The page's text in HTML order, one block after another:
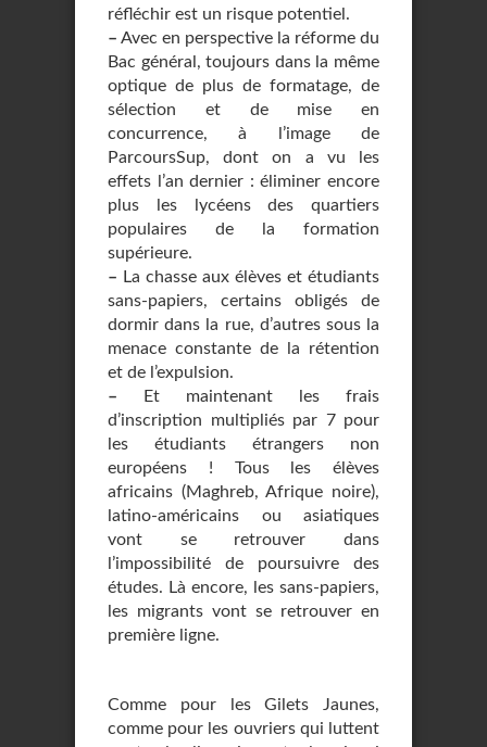
réfléchir est un risque potentiel.
– Avec en perspective la réforme du
Bac général, toujours dans la même
optique de plus de formatage, de
sélection et de mise en
concurrence, à l’image de
ParcoursSup, dont on a vu les
effets l’an dernier : éliminer encore
plus les lycéens des quartiers
populaires de la formation
supérieure.
– La chasse aux élèves et étudiants
sans-papiers, certains obligés de
dormir dans la rue, d’autres sous la
menace constante de la rétention
et de l’expulsion.
– Et maintenant les frais
d’inscription multipliés par 7 pour
les étudiants étrangers non
européens ! Tous les élèves
africains (Maghreb, Afrique noire),
latino-américains ou asiatiques
vont se retrouver dans
l’impossibilité de poursuivre des
études. Là encore, les sans-papiers,
les migrants vont se retrouver en
première ligne.
Comme pour les Gilets Jaunes,
comme pour les ouvriers qui luttent